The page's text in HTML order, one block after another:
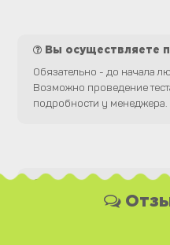
Вы осуществляете
Обязательно - до начала
Возможно проведение
подробности у менеджера.
Вы можете оплатить наши